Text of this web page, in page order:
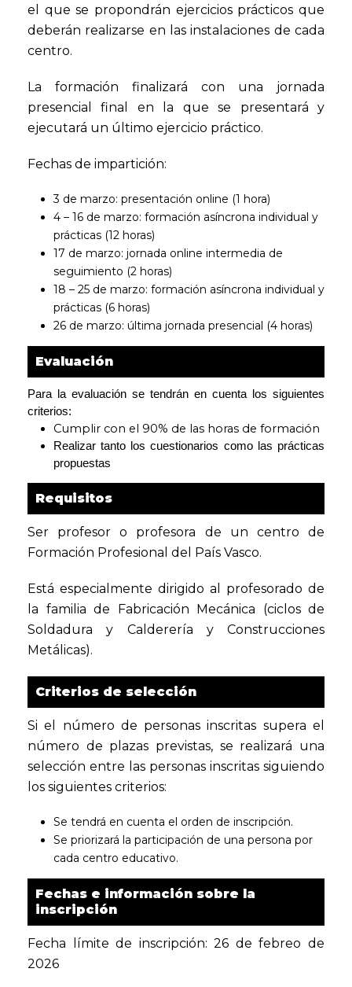
el que se propondrán ejercicios prácticos que
deberán realizarse en las instalaciones de cada
centro.
La formación finalizará con una jornada
presencial final en la que se presentará y
ejecutará un último ejercicio práctico.
Fechas de impartición:
3 de marzo: presentación online (1 hora)
4 – 16 de marzo: formación asíncrona individual y
prácticas (12 horas)
17 de marzo: jornada online intermedia de
seguimiento (2 horas)
18 – 25 de marzo: formación asíncrona individual y
prácticas (6 horas)
26 de marzo: última jornada presencial (4 horas)
Evaluación
Para la evaluación se tendrán en cuenta los siguientes
criterios:
Cumplir con el 90% de las horas de formación
Realizar tanto los cuestionarios como las prácticas
propuestas
Requisitos
Ser profesor o profesora de un centro de
Formación Profesional del País Vasco.
Está especialmente dirigido al profesorado de
la familia de Fabricación Mecánica (ciclos de
Soldadura y Calderería y Construcciones
Metálicas).
Criterios de selección
Si el número de personas inscritas supera el
número de plazas previstas, se realizará una
selección entre las personas inscritas siguiendo
los siguientes criterios:
Se tendrá en cuenta el orden de inscripción.
Se priorizará la participación de una persona por
cada centro educativo.
Fechas e información sobre la
inscripción
Fecha límite de inscripción: 26 de febreo de
2026